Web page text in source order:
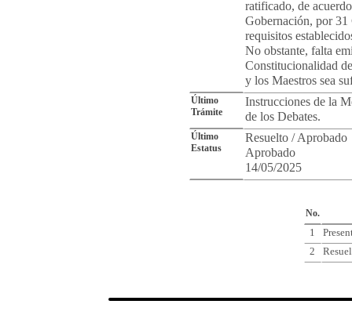
ratificado, de
Gobernación, por 31
requisitos
No obstante, falta
Constitucionalidad
y los Maestros sea
Último
Trámite
Instrucciones de la
de los Debates.
Último
Estatus
Resuelto / Aprobado
Aprobado
14/05/2025
No.
1
2